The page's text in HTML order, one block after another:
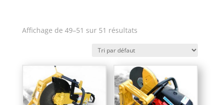
Affichage de 49–51 sur 51 résultats